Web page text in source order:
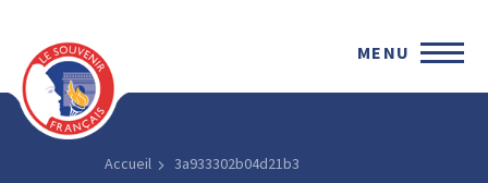
MENU
Accueil 3a933302b04d21b3